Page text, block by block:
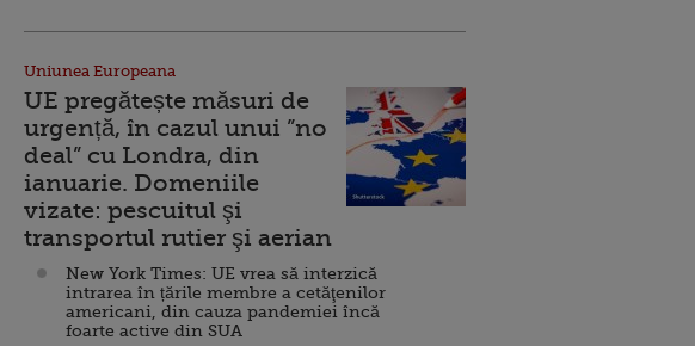
Uniunea Europeana
UE pregătește măsuri de
urgență, în cazul unui ”no
deal” cu Londra, din
ianuarie. Domeniile
vizate: pescuitul şi
transportul rutier şi aerian
New York Times: UE vrea să interzică
intrarea în țările membre a cetăţenilor
americani, din cauza pandemiei încă
foarte active din SUA